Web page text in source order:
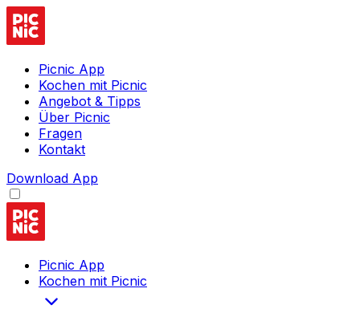
Picnic App
Kochen mit Picnic
Angebot & Tipps
Über Picnic
Fragen
Kontakt
Download App
Picnic App
Kochen mit Picnic